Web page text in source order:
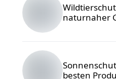
naturnaher
besten